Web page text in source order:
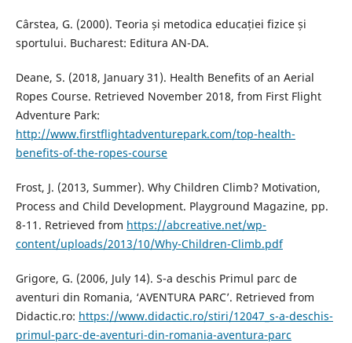
Cârstea, G. (2000). Teoria și metodica educației fizice și
sportului. Bucharest: Editura AN-DA.
Deane, S. (2018, January 31). Health Benefits of an Aerial
Ropes Course. Retrieved November 2018, from First Flight
Adventure Park:
http://www.firstflightadventurepark.com/top-health-
benefits-of-the-ropes-course
Frost, J. (2013, Summer). Why Children Climb? Motivation,
Process and Child Development. Playground Magazine, pp.
8-11. Retrieved from https://abcreative.net/wp-
content/uploads/2013/10/Why-Children-Climb.pdf
Grigore, G. (2006, July 14). S-a deschis Primul parc de
aventuri din Romania, ‘AVENTURA PARC’. Retrieved from
Didactic.ro: https://www.didactic.ro/stiri/12047_s-a-deschis-
primul-parc-de-aventuri-din-romania-aventura-parc